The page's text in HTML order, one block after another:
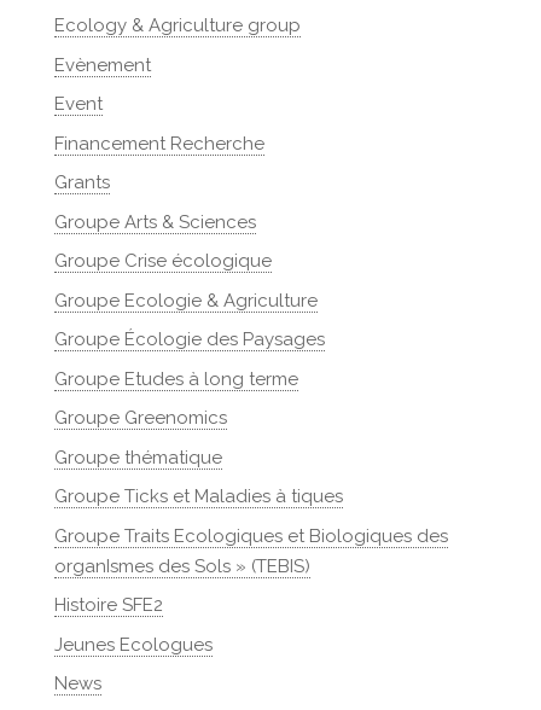
Ecology & Agriculture group
Evènement
Event
Financement Recherche
Grants
Groupe Arts & Sciences
Groupe Crise écologique
Groupe Ecologie & Agriculture
Groupe Écologie des Paysages
Groupe Etudes à long terme
Groupe Greenomics
Groupe thématique
Groupe Ticks et Maladies à tiques
Groupe Traits Ecologiques et Biologiques des
organIsmes des Sols » (TEBIS)
Histoire SFE2
Jeunes Ecologues
News